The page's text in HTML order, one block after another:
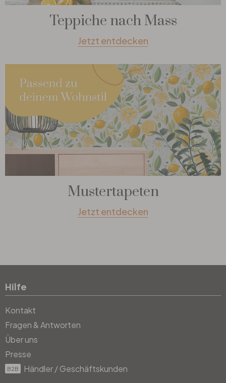
Teppiche nach Mass
Jetzt entdecken
Mustertapeten
Jetzt entdecken
Hilfe
Kontakt
Fragen & Antworten
Über uns
Presse
B2B Händler / Geschäftskunden